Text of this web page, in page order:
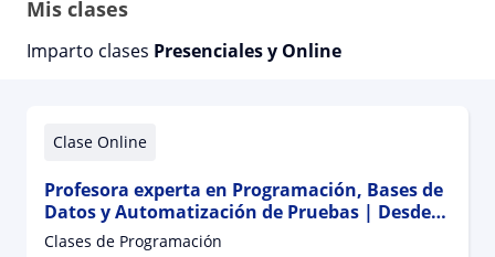
Mis clases
Imparto clases Presenciales y Online
Clase Online
Profesora experta en Programación, Bases de
Datos y Automatización de Pruebas | Desde
cero hasta nivel avanzado
Clases de Programación